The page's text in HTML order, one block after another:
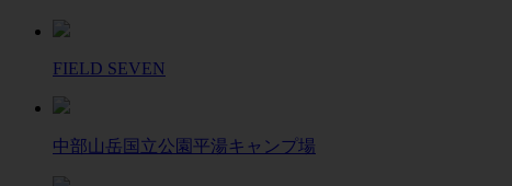
FIELD SEVEN
中部山岳国立公園平湯キャンプ場